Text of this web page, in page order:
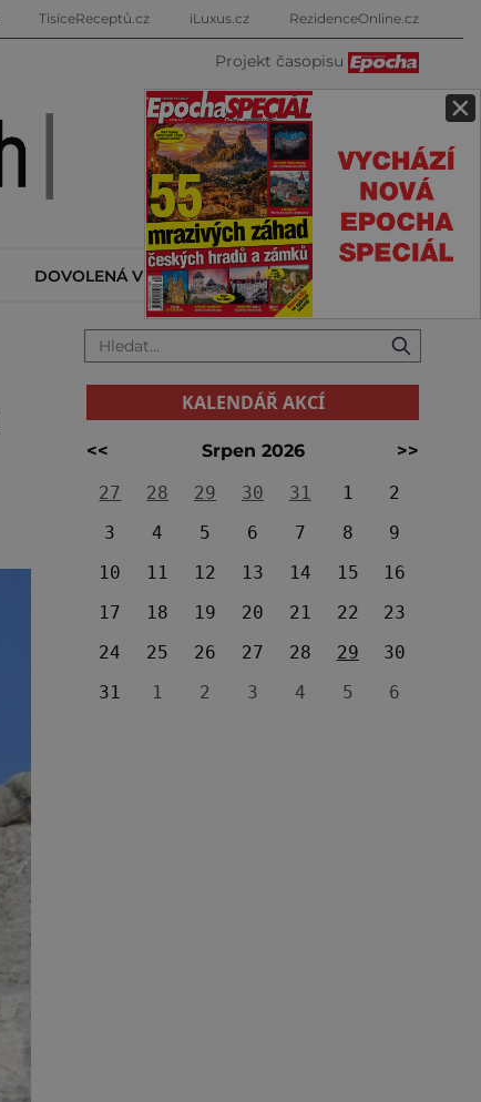
×
TisíceReceptů.cz iLuxus.cz RezidenceOnline.cz
Projekt časopisu
DOVOLENÁ V ZAHRANIČÍ KALENDÁŘ AKCÍ
KALENDÁŘ AKCÍ
<< Srpen 2026
>>
27
28 29 30 31 1
2
3
4 5 6 7 8
9
10
11 12 13 14 15
16
17
18 19 20 21 22
23
24
25 26 27 28 29
30
31
1 2 3 4 5 6